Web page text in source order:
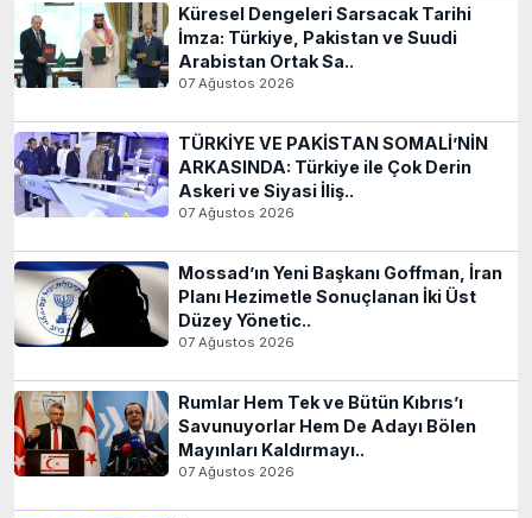
Küresel Dengeleri Sarsacak Tarihi
İmza: Türkiye, Pakistan ve Suudi
Arabistan Ortak Sa..
07 Ağustos 2026
TÜRKİYE VE PAKİSTAN SOMALİ’NİN
ARKASINDA: Türkiye ile Çok Derin
Askeri ve Siyasi İliş..
07 Ağustos 2026
Mossad’ın Yeni Başkanı Goffman, İran
Planı Hezimetle Sonuçlanan İki Üst
Düzey Yönetic..
07 Ağustos 2026
Rumlar Hem Tek ve Bütün Kıbrıs’ı
Savunuyorlar Hem De Adayı Bölen
Mayınları Kaldırmayı..
07 Ağustos 2026